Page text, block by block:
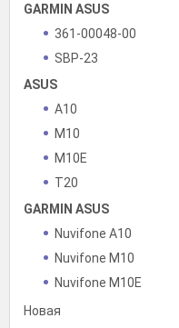
GARMIN ASUS
361-00048-00
SBP-23
ASUS
A10
M10
M10E
T20
GARMIN ASUS
Nuvifone A10
Nuvifone M10
Nuvifone M10E
Новая